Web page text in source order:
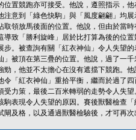
置競跑亦可接受。他說，遵照指示，
意到「綠色快駒」與「風度翩翩」均
領放馬後面的位置。他說，但由於當
致「勝利旋峰」居於比打算為後的位置
。被查詢有關「紅衣神仙」令人失望
被頂在第三疊的位置。他說，過了一千
，他並不太擔心在沒有遮擋下競跑。
「紅衣神仙」重拾平衡，繼而於過了四
力策，最後二百米轉弱的走勢令人失
表現令人失望的原因。賽後獸醫檢查
及格，以及通過獸醫檢驗後，才可再